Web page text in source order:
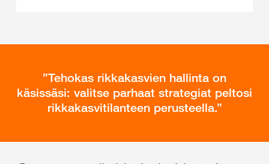
Tehokas rikkakasvien hallinta on
käsissäsi: valitse parhaat strategiat peltosi
rikkakasvitilanteen perusteella.